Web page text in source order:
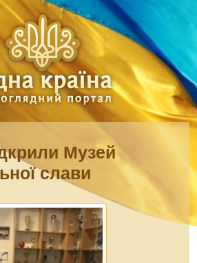
Музей
слави